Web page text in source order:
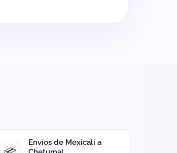
Envíos de Mexicali a